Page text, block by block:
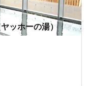
ッホーの湯）